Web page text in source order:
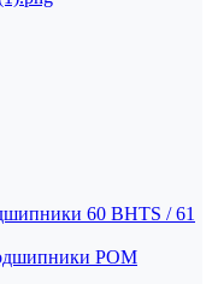
60 BHTS / 61
POM